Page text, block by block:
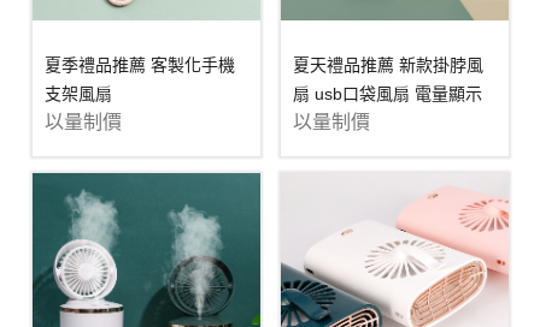
夏季禮品推薦 客製化手機
支架風扇
以量制價
夏天禮品推薦 新款掛脖風
扇 usb口袋風扇 電量顯示
以量制價